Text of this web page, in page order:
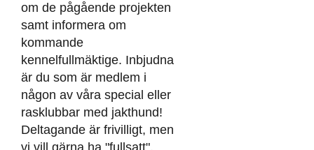
om de pågående projekten
samt informera om
kommande
kennelfullmäktige. Inbjudna
är du som är medlem i
någon av våra special eller
rasklubbar med jakthund!
Deltagande är frivilligt, men